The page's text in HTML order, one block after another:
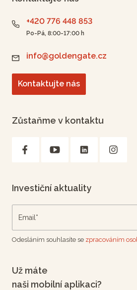
+420 776 448 853
Po-Pá, 8:00-17:00 h
info@goldengate.cz
Kontaktujte nás
Zůstaňme v kontaktu
Investiční aktuality
Odesláním souhlasíte se zpracováním
Už máte
naši mobilní aplikaci?